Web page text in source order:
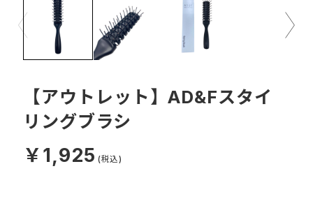
【アウトレット】AD&Fスタイ
リングブラシ
￥1,925